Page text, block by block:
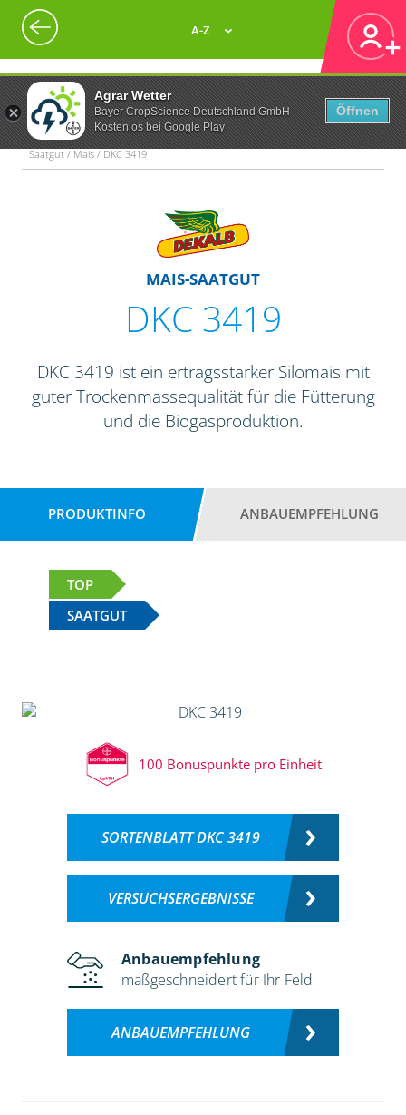
Agrar Wetter
Bayer CropScience Deutschland GmbH
Kostenlos bei Google Play
Öffnen
A-Z
Saatgut / Mais / DKC 3419
MAIS-SAATGUT
DKC 3419
DKC 3419 ist ein ertragsstarker Silomais mit
guter Trockenmassequalität für die Fütterung
und die Biogasproduktion.
PRODUKTINFO ANBAUEMPFEHLUNG
TOP
SAATGUT
100 Bonuspunkte pro Einheit
SORTENBLATT DKC 3419
VERSUCHSERGEBNISSE
Anbauempfehlung
maßgeschneidert für Ihr Feld
ANBAUEMPFEHLUNG